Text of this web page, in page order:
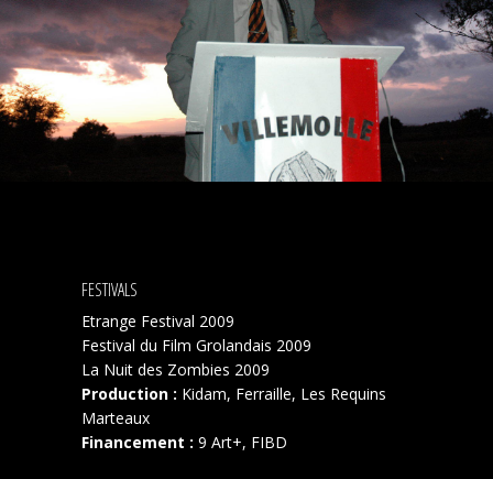
FESTIVALS
Etrange Festival 2009
Festival du Film Grolandais 2009
La Nuit des Zombies 2009
Production : Kidam, Ferraille, Les Requins
Marteaux
Financement : 9 Art+, FIBD